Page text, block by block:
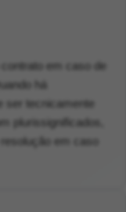
em caso de
há
ser tecnicamente
plurissignificados,
em caso